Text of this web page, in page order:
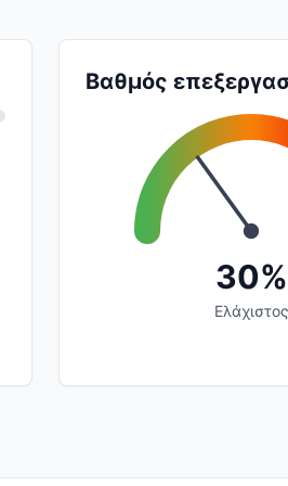
Βαθμός
30%
Ελάχιστος